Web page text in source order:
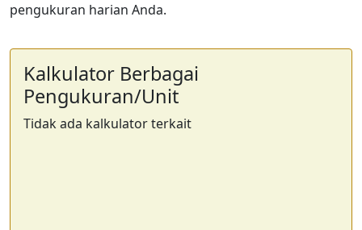
pengukuran harian Anda.
Kalkulator Berbagai
Pengukuran/Unit
Tidak ada kalkulator terkait